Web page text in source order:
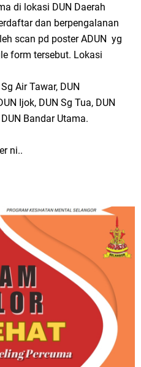
di lokasi DUN Daerah
dan berpengalanan
scan pd poster ADUN yg
form tersebut. Lokasi
Air Tawar, DUN
Ijok, DUN Sg Tua, DUN
Bandar Utama.
ni..